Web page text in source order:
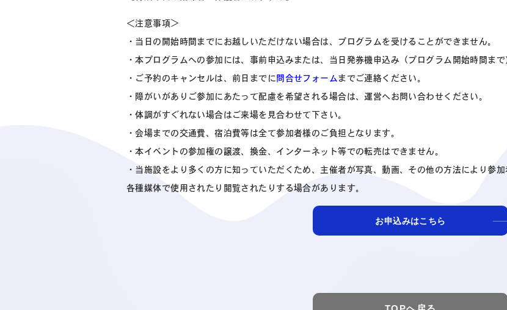
＜注意事項＞
・当日の開始時間までにお越しいただけない場合は、プログラムを受けることができません。
・本プログラムへの参加には、事前申込みまたは、当日発券機申込み（プログラム開始時間まで
・ご予約のキャンセルは、前日までに 問合せフォーム までご連絡ください。
・障がいがありご参加にあたって配慮を希望される場合は、運営へお問い合わせください。
・体調がすぐれない場合はご来場を見合わせて下さい。
・会場までの交通費、宿泊費等は全て参加者様のご負担となります。
・本イベントの参加権の譲渡、換金、インターネット等での転売はできません。
・当施設をより多くの方に知っていただくため、主催者が写真、動画、その他の方法により参
各種媒体で使用されたり閲覧されたりする場合があります。
お申込みはこちら